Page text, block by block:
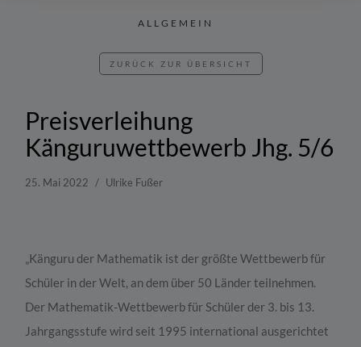
ALLGEMEIN
ZURÜCK ZUR ÜBERSICHT
Preisverleihung
Känguruwettbewerb Jhg. 5/6
25. Mai 2022 Ulrike Fußer
„Känguru der Mathematik ist der größte Wettbewerb für
Schüler in der Welt, an dem über 50 Länder teilnehmen.
Der Mathematik-Wettbewerb für Schüler der 3. bis 13.
Jahrgangsstufe wird seit 1995 international ausgerichtet